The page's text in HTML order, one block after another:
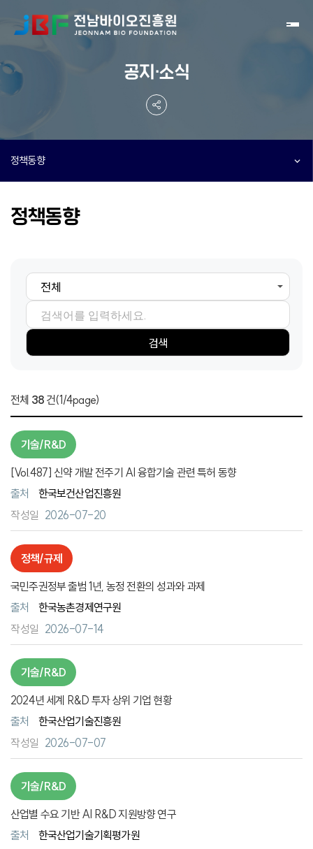
공지·소식
정책동향
정책동향
검색
전체 38 건(1/4page)
기술/R&D
[Vol.487] 신약 개발 전주기 AI 융합기술 관련 특허 동향
출처
한국보건산업진흥원
2026-07-20
정책/규제
국민주권정부 출범 1년, 농정 전환의 성과와 과제
출처
한국농촌경제연구원
2026-07-14
기술/R&D
2024년 세계 R&D 투자 상위 기업 현황
출처
한국산업기술진흥원
2026-07-07
기술/R&D
산업별 수요 기반 AI R&D 지원방향 연구
출처
한국산업기술기획평가원